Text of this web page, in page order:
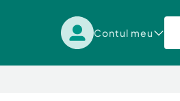
Contul meu